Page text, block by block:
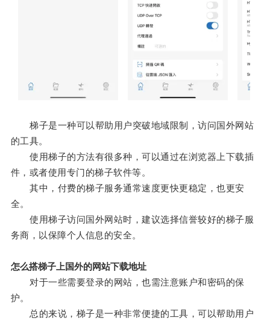
梯子是一种可以帮助用户突破地域限制，访问国外网站
的工具。
使用梯子的方法有很多种，可以通过在浏览器上下载插
件，或者使用专门的梯子软件等。
其中，付费的梯子服务通常速度更快更稳定，也更安
全。
使用梯子访问国外网站时，建议选择信誉较好的梯子服
务商，以保障个人信息的安全。
怎么搭梯子上国外的网站下载地址
对于一些需要登录的网站，也需注意账户和密码的保
护。
总的来说，梯子是一种非常便捷的工具，可以帮助用户